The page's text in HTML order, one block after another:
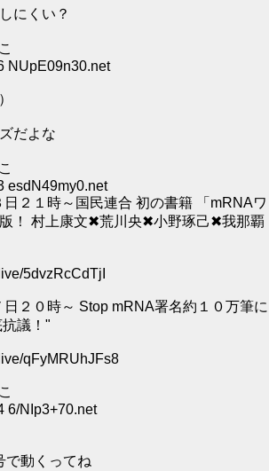
にくい？
NUpE09n30.net
だよな
esdN49my0.net
２１時～国民連合 初の書籍 「mRNAワ
！ 村上康文✖荒川央✖小野琢己✖我那覇
5dvzRcCdTjI
２０時～ Stop mRNA署名約１０万筆に
議！"
qFyMRUhJFs8
6/NIp3+70.net
で動くってね